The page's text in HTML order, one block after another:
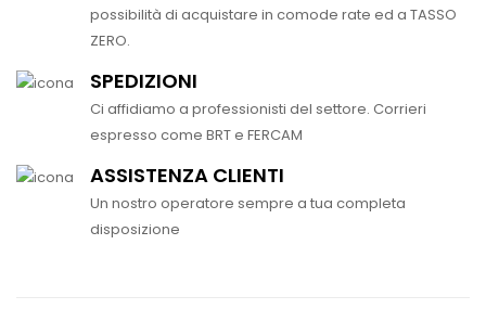
possibilità di acquistare in comode rate ed a TASSO
ZERO.
SPEDIZIONI
Ci affidiamo a professionisti del settore. Corrieri
espresso come BRT e FERCAM
ASSISTENZA CLIENTI
Un nostro operatore sempre a tua completa
disposizione